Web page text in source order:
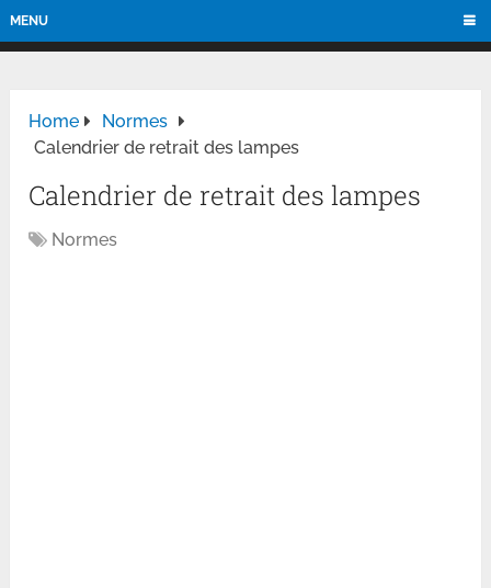
MENU
Home
Normes
Calendrier de retrait des lampes
Calendrier de retrait des lampes
Normes